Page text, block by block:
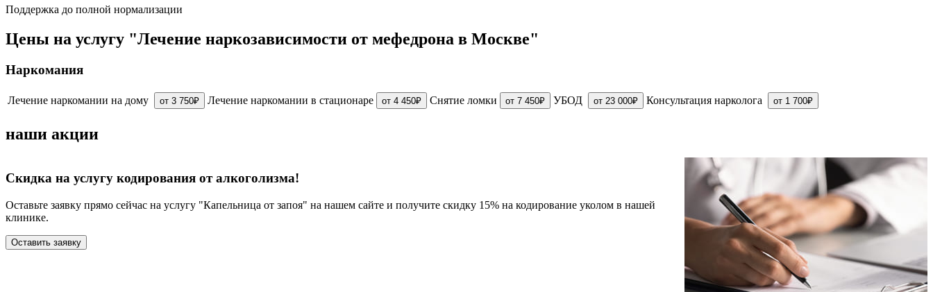
Поддержка до полной нормализации
Цены на услугу "Лечение наркозависимости от мефедрона в Москве"
Наркомания
Лечение наркомании на дому от 3 750₽ Лечение наркомании в стационаре от 4 450₽ Снятие ломки от 7 450₽ УБОД от 23 000₽ Консультация нарколога от 1 700₽
наши акции
Скидка на услугу кодирования от алкоголизма!
Оставьте заявку прямо сейчас на услугу "Капельница от запоя" на нашем сайте и получите скидку 15% на кодирование уколом в нашей
клинике.
Оставить заявку